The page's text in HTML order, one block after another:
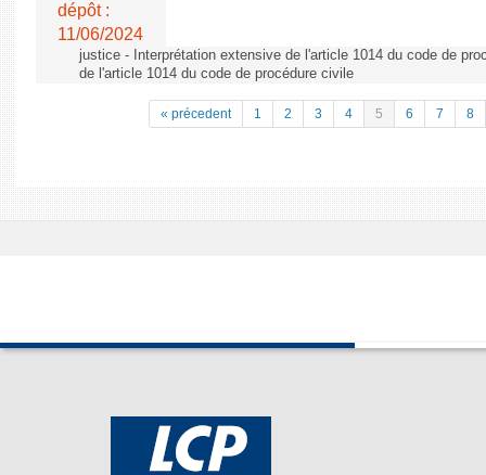
dépôt :
11/06/2024
justice - Interprétation extensive de l'article 1014 du code de
de l'article 1014 du code de procédure civile
« précedent 1 2 3 4 5 6 7 8